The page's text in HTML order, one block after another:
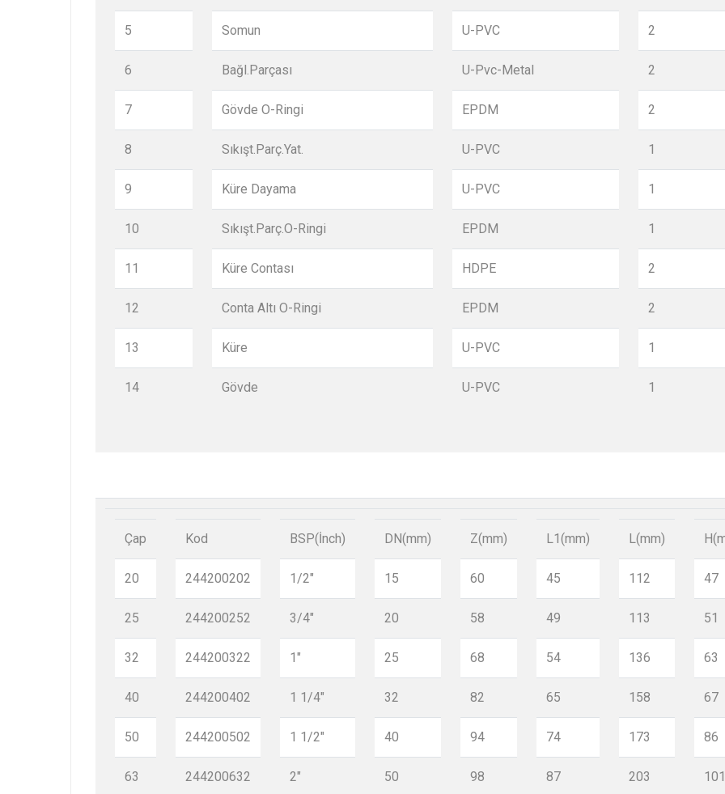
5
6
7
8
9
10
11
12
13
14
Somun
Bağl.Parçası
Gövde O-Ringi
Sıkışt.Parç.Yat.
Küre Dayama
Sıkışt.Parç.O-Ringi
Küre Contası
Conta Altı O-Ringi
Küre
Gövde
U-PVC
U-Pvc-Metal
EPDM
U-PVC
U-PVC
EPDM
HDPE
EPDM
U-PVC
U-PVC
2
2
2
1
1
1
2
2
1
1
Çap
20
25
32
40
50
63
Kod
244200202
244200252
244200322
244200402
244200502
244200632
BSP(İnch)
1/2"
3/4"
1"
1 1/4"
1 1/2"
2"
DN(mm)
15
20
25
32
40
50
Z(mm)
60
58
68
82
94
98
L1(mm)
45
49
54
65
74
87
L(mm)
112
113
136
158
173
203
47
51
63
67
86
101